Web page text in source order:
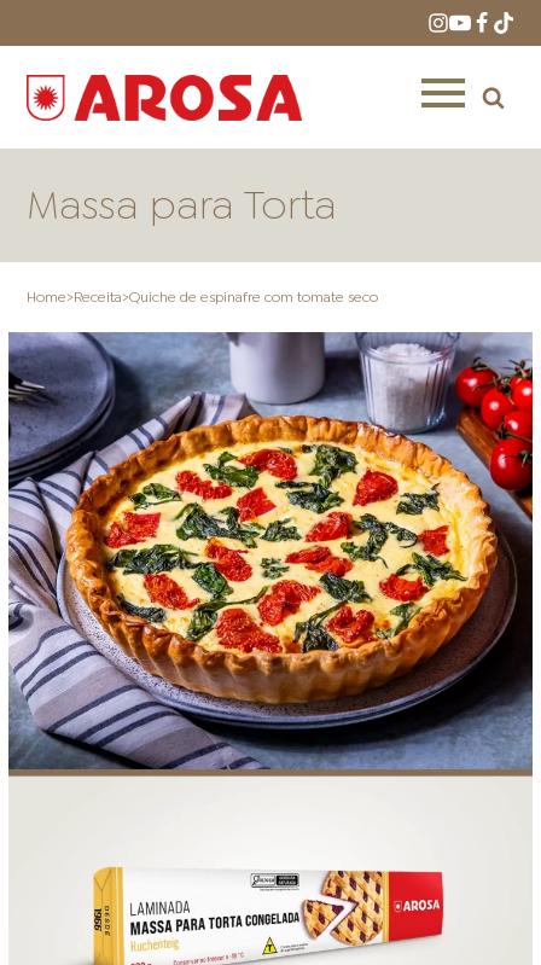
ONDE COMPRAR LOJAS AROSA
DISTRIBUIDORES E
REPRESENTANTES
FOOD SERVICE EMPRESA AGENDA DE CURSOS
INVERNO SAC ACESSO PARA PARCEIROS
Massa para Torta
Home>Receita>Quiche de espinafre com tomate seco